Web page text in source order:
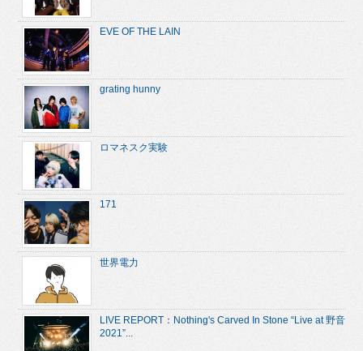
EVE OF THE LAIN
grating hunny
ロマネスク実験
171
世界電力
LIVE REPORT：Nothing's Carved In Stone “Live at 野音
2021”...